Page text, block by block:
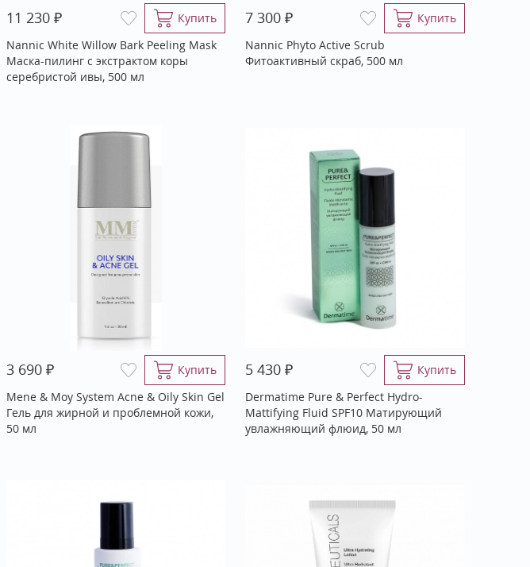
11 230 ₽
Купить
Nannic White Willow Bark Peeling Mask
Маска-пилинг с экстрактом коры
серебристой ивы, 500 мл
7 300₽
Купить
Nannic Phyto Active Scrub
Фитоактивный скраб, 500 мл
3 690 ₽
Купить
Mene & Moy System Acne & Oily Skin Gel
Гель для жирной и проблемной кожи,
50 мл
5 430₽
Купить
Dermatime Pure & Perfect Hydro-
Mattifying Fluid SPF10 Матирующий
увлажняющий флюид, 50 мл